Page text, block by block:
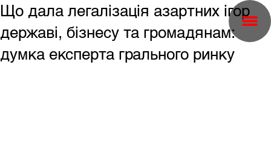
Що дала легалізація азартних ігор
державі, бізнесу та громадянам:
думка експерта грального ринку